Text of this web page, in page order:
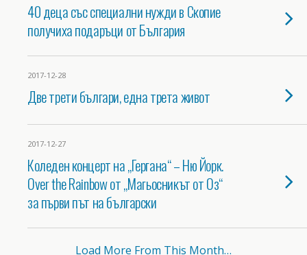
40 деца със специални нужди в Скопие
получиха подаръци от България
2017-12-28
Две трети българи, една трета живот
2017-12-27
Коледен концерт на „Гергана“ – Ню Йорк.
Over the Rainbow от „Магьосникът от Оз“
за първи път на български
Load More From This Month…